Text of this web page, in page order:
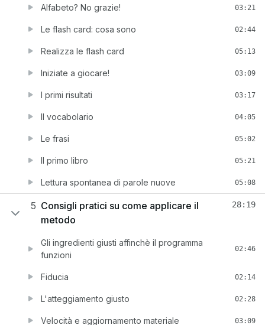
Alfabeto? No grazie! 03:21
Le flash card: cosa sono 02:44
Realizza le flash card 05:13
Iniziate a giocare! 03:09
I primi risultati 03:17
Il vocabolario 04:05
Le frasi 05:02
Il primo libro 05:21
Lettura spontanea di parole nuove 05:08
5 Consigli pratici su come applicare il
metodo
28:19
Gli ingredienti giusti affinchè il programma
funzioni
02:46
Fiducia 02:14
L'atteggiamento giusto 02:28
Velocità e aggiornamento materiale 03:09